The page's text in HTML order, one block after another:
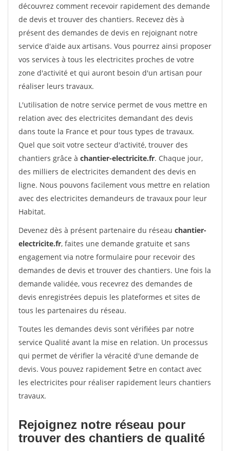
découvrez comment recevoir rapidement des demande
de devis et trouver des chantiers. Recevez dès à
présent des demandes de devis en rejoignant notre
service d'aide aux artisans. Vous pourrez ainsi proposer
vos services à tous les electricites proches de votre
zone d'activité et qui auront besoin d'un artisan pour
réaliser leurs travaux.
L'utilisation de notre service permet de vous mettre en
relation avec des electricites demandant des devis
dans toute la France et pour tous types de travaux.
Quel que soit votre secteur d'activité, trouver des
chantiers grâce à chantier-electricite.fr. Chaque jour,
des milliers de electricites demandent des devis en
ligne. Nous pouvons facilement vous mettre en relation
avec des electricites demandeurs de travaux pour leur
Habitat.
Devenez dès à présent partenaire du réseau chantier-
electricite.fr, faites une demande gratuite et sans
engagement via notre formulaire pour recevoir des
demandes de devis et trouver des chantiers. Une fois la
demande validée, vous recevrez des demandes de
devis enregistrées depuis les plateformes et sites de
tous les partenaires du réseau.
Toutes les demandes devis sont vérifiées par notre
service Qualité avant la mise en relation. Un processus
qui permet de vérifier la véracité d'une demande de
devis. Vous pouvez rapidement $etre en contact avec
les electricites pour réaliser rapidement leurs chantiers
travaux.
Rejoignez notre réseau pour
trouver des chantiers de qualité